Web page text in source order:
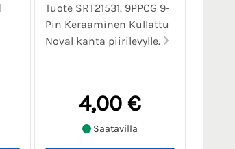
Tuote SRT21531. 9PPCG 9-
Pin Keraaminen Kullattu
Noval kanta piirilevylle.
4,00 €
Saatavilla